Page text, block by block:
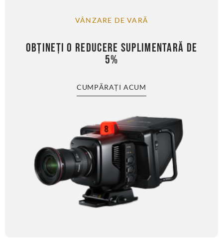
VÂNZARE DE VARĂ
OBȚINEȚI O REDUCERE SUPLIMENTARĂ DE
5%
CUMPĂRAȚI ACUM